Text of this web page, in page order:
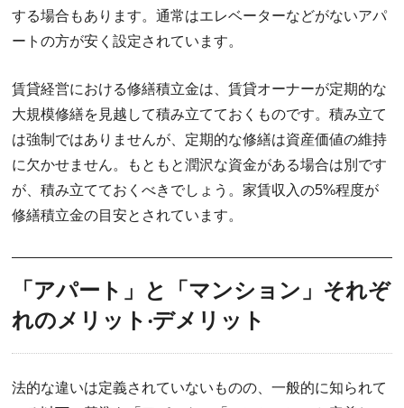
する場合もあります。通常はエレベーターなどがないアパ
ートの方が安く設定されています。
賃貸経営における修繕積立金は、賃貸オーナーが定期的な
大規模修繕を見越して積み立てておくものです。積み立て
は強制ではありませんが、定期的な修繕は資産価値の維持
に欠かせません。もともと潤沢な資金がある場合は別です
が、積み立てておくべきでしょう。家賃収入の5%程度が
修繕積立金の目安とされています。
「アパート」と「マンション」それぞ
れのメリット‧デメリット
法的な違いは定義されていないものの、一般的に知られて